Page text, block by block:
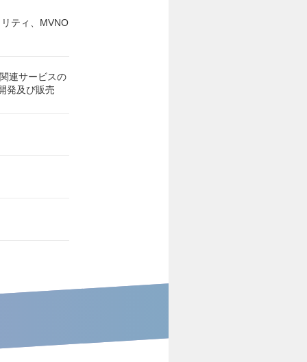
ティ、MVNO
連サービスの
発及び販売